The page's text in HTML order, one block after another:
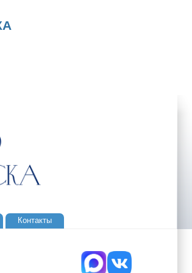
Контакты